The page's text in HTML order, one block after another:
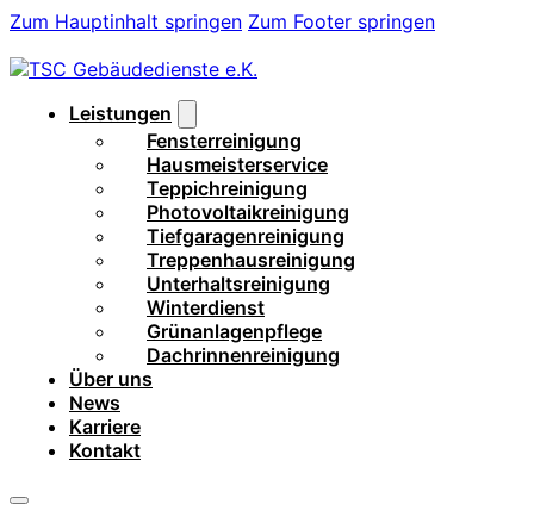
Zum Hauptinhalt springen Zum Footer springen
Leistungen
Fensterreinigung
Hausmeisterservice
Teppichreinigung
Photovoltaikreinigung
Tiefgaragenreinigung
Treppenhausreinigung
Unterhaltsreinigung
Winterdienst
Grünanlagenpflege
Dachrinnenreinigung
Über uns
News
Karriere
Kontakt